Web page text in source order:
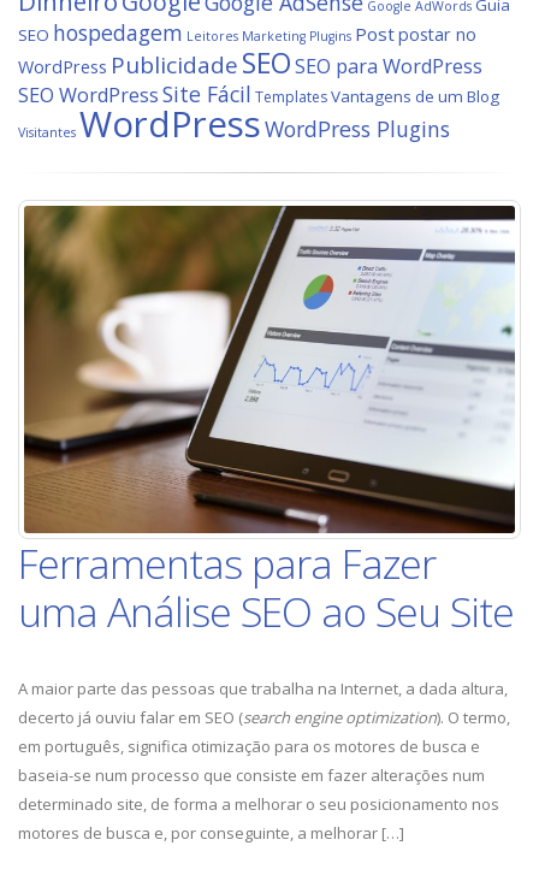
Google AdWords Guia
SEO hospedagem Leitores Marketing Plugins Postpostar no
WordPress PublicidadeSEOSEO para WordPress
SEO WordPressSite Fácil TemplatesVantagens de um Blog
Visitantes WordPressWordPress Plugins
Ferramentas para Fazer
uma Análise SEO ao Seu Site
A maior parte das pessoas que trabalha na Internet, a dada altura,
decerto já ouviu falar em SEO (search engine optimization). O termo,
em português, significa otimização para os motores de busca e
baseia-se num processo que consiste em fazer alterações num
determinado site, de forma a melhorar o seu posicionamento nos
motores de busca e, por conseguinte, a melhorar […]